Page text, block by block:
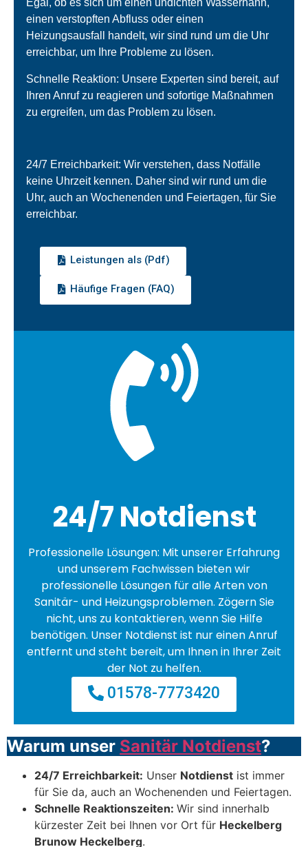
Egal, ob es sich um einen undichten Wasserhahn,
einen verstopften Abfluss oder einen
Heizungsausfall handelt, wir sind rund um die Uhr
erreichbar, um Ihre Probleme zu lösen.
Schnelle Reaktion: Unsere Experten sind bereit, auf
Ihren Anruf zu reagieren und sofortige Maßnahmen
zu ergreifen, um das Problem zu lösen.
24/7 Erreichbarkeit: Wir verstehen, dass Notfälle
keine Uhrzeit kennen. Daher sind wir rund um die
Uhr, auch an Wochenenden und Feiertagen, für Sie
erreichbar.
Leistungen als (Pdf)
Häufige Fragen (FAQ)
24/7 Notdienst
Professionelle Lösungen: Mit unserer Erfahrung
und unserem Fachwissen bieten wir
professionelle Lösungen für alle Arten von
Sanitär- und Heizungsproblemen. Zögern Sie
nicht, uns zu kontaktieren, wenn Sie Hilfe
benötigen. Unser Notdienst ist nur einen Anruf
entfernt und steht bereit, um Ihnen in Ihrer Zeit
der Not zu helfen.
01578-7773420
Warum unser Sanitär Notdienst?
24/7 Erreichbarkeit: Unser Notdienst ist immer
für Sie da, auch an Wochenenden und Feiertagen.
Schnelle Reaktionszeiten: Wir sind innerhalb
kürzester Zeit bei Ihnen vor Ort für Heckelberg
Brunow Heckelberg.